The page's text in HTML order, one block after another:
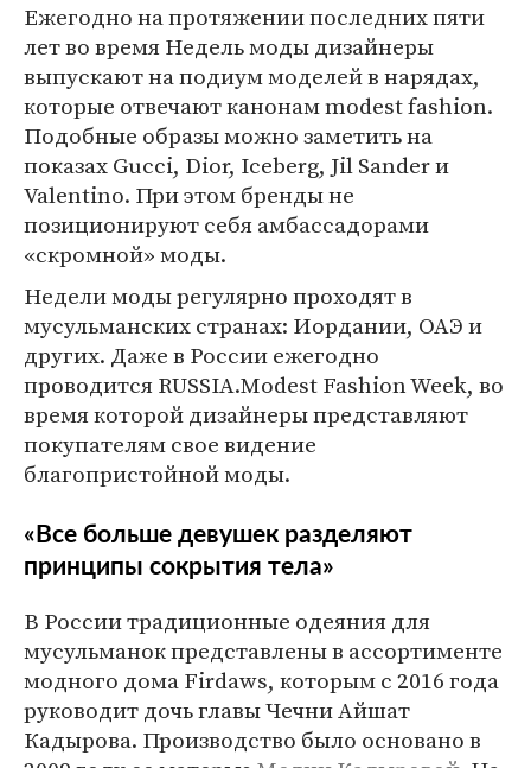
Ежегодно на протяжении последних пяти
лет во время Недель моды дизайнеры
выпускают на подиум моделей в нарядах,
которые отвечают канонам modest fashion.
Подобные образы можно заметить на
показах Guc­ci, Dior, Ice­berg, Jil Sander и
Valentino. При этом бренды не
позиционируют себя амбассадорами
«скромной» моды.
Недели моды регулярно проходят в
мусульманских странах: Иордании, ОАЭ и
других. Даже в России ежегодно
проводится RUSSIA.Modest Fashion Week, во
время которой дизайнеры представляют
покупателям свое видение
благопристойной моды.
«Все больше девушек разделяют
принципы сокрытия тела»
В России традиционные одеяния для
мусульманок представлены в ассортименте
модного дома Firdaws, которым с 2016 года
руководит дочь главы Чечни Айшат
Кадырова. Производство было основано в